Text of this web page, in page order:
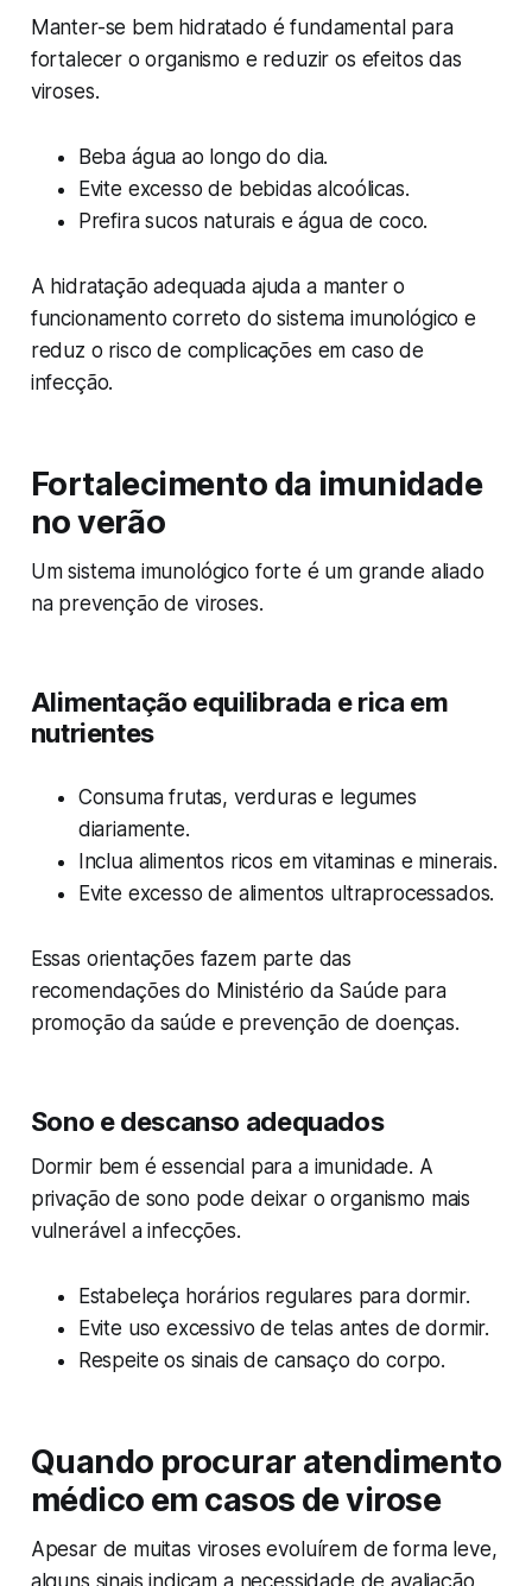
Manter-se bem hidratado é fundamental para
fortalecer o organismo e reduzir os efeitos das
viroses.
Beba água ao longo do dia.
Evite excesso de bebidas alcoólicas.
Prefira sucos naturais e água de coco.
A hidratação adequada ajuda a manter o
funcionamento correto do sistema imunológico e
reduz o risco de complicações em caso de
infecção.
Fortalecimento da imunidade
no verão
Um sistema imunológico forte é um grande aliado
na prevenção de viroses.
Alimentação equilibrada e rica em
nutrientes
Consuma frutas, verduras e legumes
diariamente.
Inclua alimentos ricos em vitaminas e minerais.
Evite excesso de alimentos ultraprocessados.
Essas orientações fazem parte das
recomendações do Ministério da Saúde para
promoção da saúde e prevenção de doenças.
Sono e descanso adequados
Dormir bem é essencial para a imunidade. A
privação de sono pode deixar o organismo mais
vulnerável a infecções.
Estabeleça horários regulares para dormir.
Evite uso excessivo de telas antes de dormir.
Respeite os sinais de cansaço do corpo.
Quando procurar atendimento
médico em casos de virose
Apesar de muitas viroses evoluírem de forma leve,